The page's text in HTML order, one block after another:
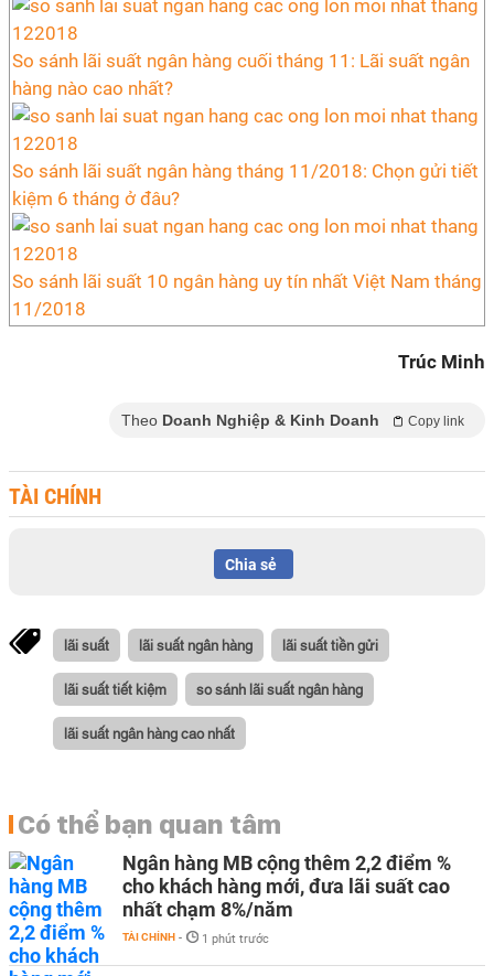
So sánh lãi suất ngân hàng cuối tháng 11: Lãi suất ngân
hàng nào cao nhất?
So sánh lãi suất ngân hàng tháng 11/2018: Chọn gửi tiết
kiệm 6 tháng ở đâu?
So sánh lãi suất 10 ngân hàng uy tín nhất Việt Nam tháng
11/2018
Trúc Minh
Theo Doanh Nghiệp & Kinh Doanh Copy link
TÀI CHÍNH
Chia sẻ
lãi suất lãi suất ngân hàng lãi suất tiền gửi
lãi suất tiết kiệm so sánh lãi suất ngân hàng
lãi suất ngân hàng cao nhất
Có thể bạn quan tâm
Ngân hàng MB cộng thêm 2,2 điểm %
cho khách hàng mới, đưa lãi suất cao
nhất chạm 8%/năm
TÀI CHÍNH - 1 phút trước